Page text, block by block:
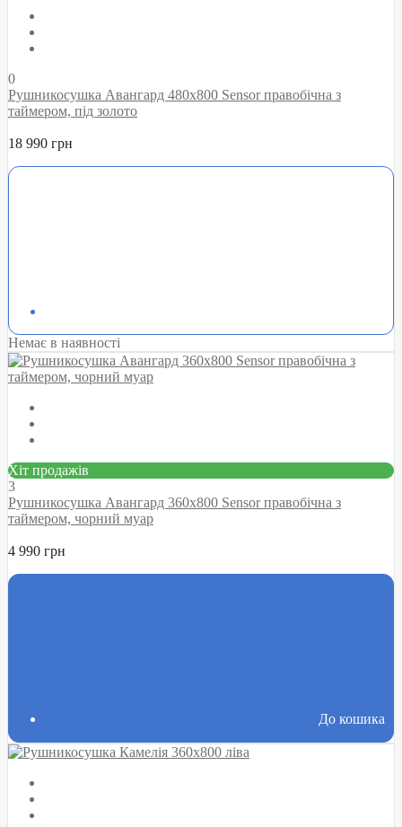
0
Рушникосушка Авангард 480х800 Sensor правобічна з
таймером, під золото
18 990 грн
Немає в наявності
Хіт продажів
3
Рушникосушка Авангард 360х800 Sensor правобічна з
таймером, чорний муар
4 990 грн
До кошика